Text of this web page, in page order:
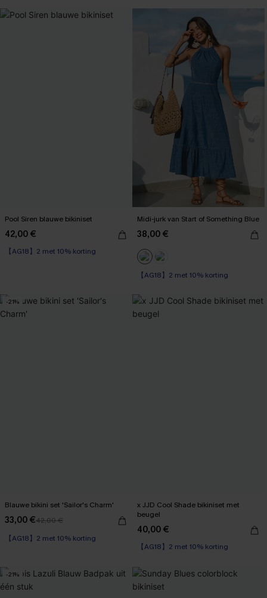
Pool Siren blauwe bikiniset
42,00 €
【AG18】2 met 10% korting
High Waist
Midi-jurk van Start of Something Blue
38,00 €
【AG18】2 met 10% korting
-21%
Blauwe bikini set 'Sailor's Charm'
33,00 €42,00 €
【AG18】2 met 10% korting
x JJD Cool Shade bikiniset met
beugel
40,00 €
【AG18】2 met 10% korting
Underwire
-21%